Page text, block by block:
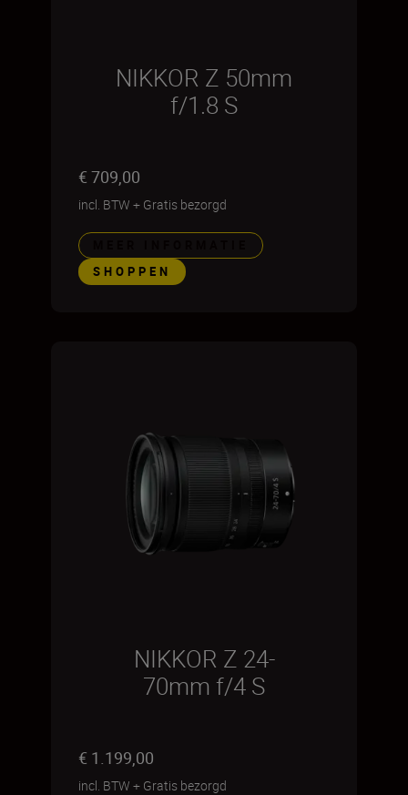
NIKKOR Z 50mm
f/1.8 S
€ 709,00
incl. BTW + Gratis bezorgd
SHOPPEN
NIKKOR Z 24-
70mm f/4 S
€ 1.199,00
incl. BTW + Gratis bezorgd